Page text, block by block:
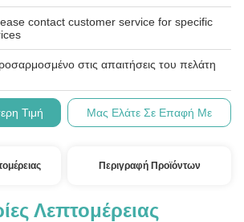
contact customer service for specific
στις απαιτήσεις του πελάτη
Τιμή Μας Ελάτε Σε Επαφή Με
Περιγραφή Προϊόντων
Λεπτομέρειας